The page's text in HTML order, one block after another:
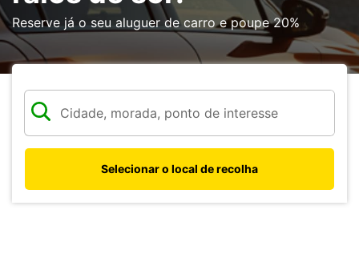
Reserve já o seu aluguer de carro e poupe 20%
Selecionar o local de recolha